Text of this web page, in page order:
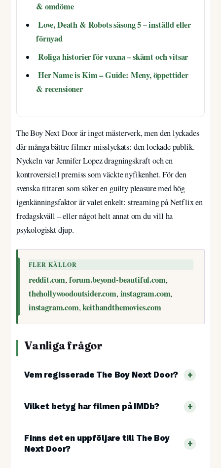
& omdöme
Love, Death & Robots säsong 5 – inställd eller
förnyad
Roliga historier för vuxna – skämt och vitsar
Her Name is Kim – Guide: Meny, öppettider
& recensioner
The Boy Next Door är inget mästerverk, men den lyckades
där många bättre filmer misslyckats: den lockade publik.
Nyckeln var Jennifer Lopez dragningskraft och en
kontroversiell premiss som väckte nyfikenhet. För den
svenska tittaren som söker en guilty pleasure med hög
igenkänningsfaktor är valet enkelt: streaming på Netflix en
fredagskväll – eller något helt annat om du vill ha
psykologiskt djup.
FLER KÄLLOR
reddit.com,forum.beyond-beautiful.com,
thehollywoodoutsider.com,instagram.com,
instagram.com,keithandthemovies.com
Vanliga frågor
Vem regisserade The Boy Next Door?
Vilket betyg har filmen på IMDb?
Finns det en uppföljare till The Boy
Next Door?